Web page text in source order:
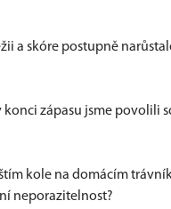
a skóre postupně
konci zápasu jsme
kole na domácím
neporazitelnost?